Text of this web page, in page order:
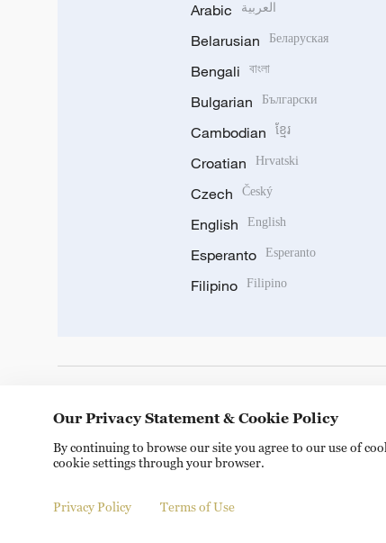
Arabic العربية
Belarusian Беларуская
Bengali বাংলা
Bulgarian Български
Cambodian ខ្មែរ
Croatian Hrvatski
Czech Český
English English
Esperanto Esperanto
Filipino Filipino
Copyright © 2024 CGTN. 京ICP备20000184号
Our Privacy Statement & Cookie Policy
By continuing to browse our site you agree to our use of
cookie settings through your browser.
Privacy Policy Terms of Use